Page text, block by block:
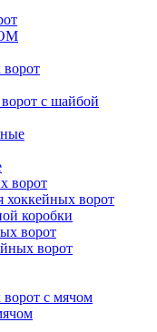
с шайбой
ворот
хоккейных ворот
коробки
ворот
ворот
с мячом